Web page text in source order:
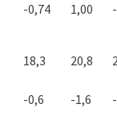
-0,74 1,00
18,3 20,8
-0,6 -1,6